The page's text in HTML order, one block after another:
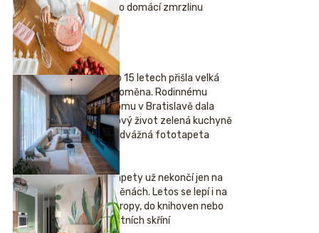
pro domácí zmrzlinu
Po 15 letech přišla velká
proměna. Rodinnému
domu v Bratislavě dala
nový život zelená kuchyně
i odvážná fototapeta
Tapety už nekončí jen na
stěnách. Letos se lepí i na
stropy, do knihoven nebo
šatních skříní